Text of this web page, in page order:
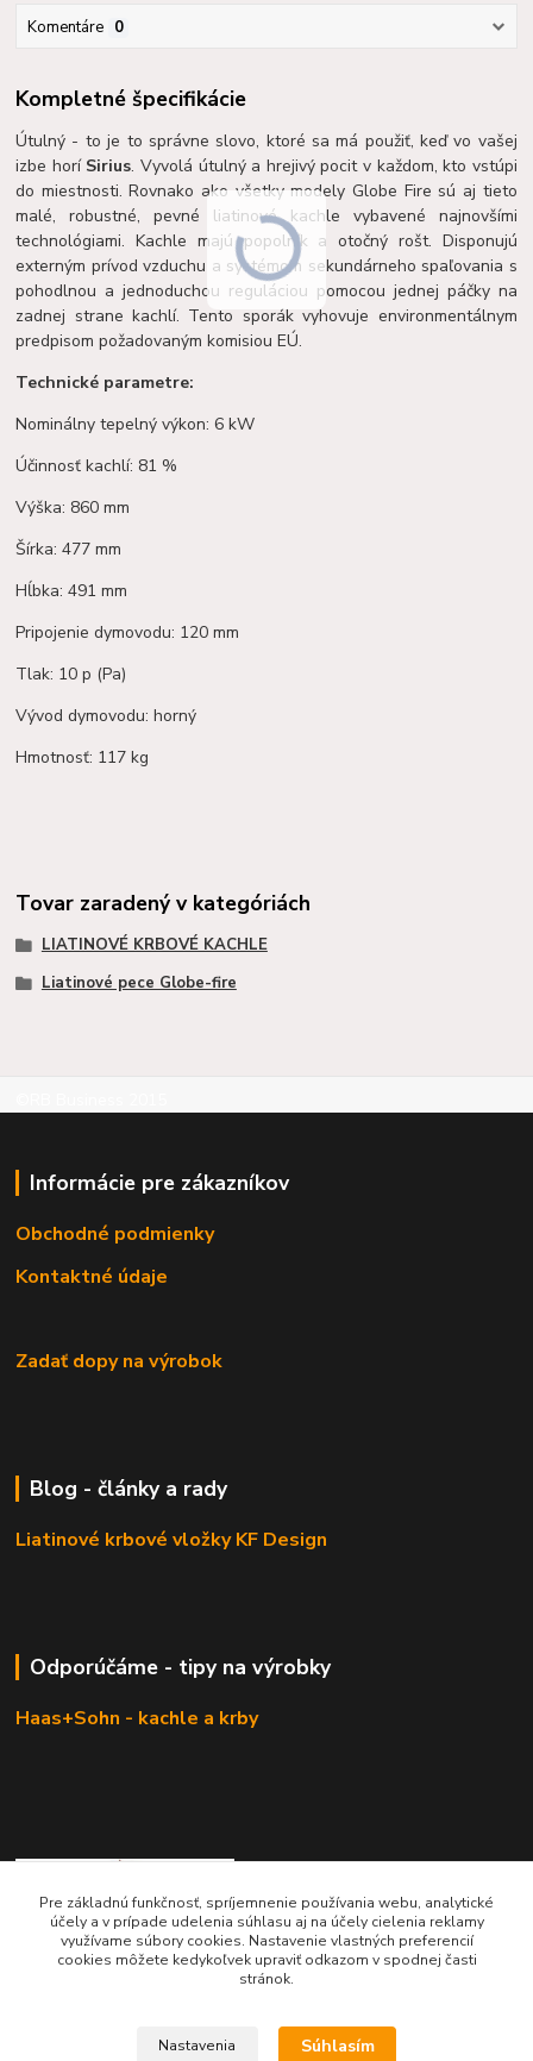
Komentáre 0
Kompletné špecifikácie
Útulný - to je to správne slovo, ktoré sa má použiť, keď vo vašej
izbe horí Sirius. Vyvolá útulný a hrejivý pocit v každom, kto vstúpi
do miestnosti. Rovnako ako všetky modely Globe Fire sú aj tieto
malé, robustné, pevné liatinové kachle vybavené najnovšími
technológiami. Kachle majú popolník a otočný rošt. Disponujú
externým prívod vzduchu a systémom sekundárneho spaľovania s
pohodlnou a jednoduchou reguláciou pomocou jednej páčky na
zadnej strane kachlí. Tento sporák vyhovuje environmentálnym
predpisom požadovaným komisiou EÚ.
Technické parametre:
Nominálny tepelný výkon: 6 kW
Účinnosť kachlí: 81 %
Výška: 860 mm
Šírka: 477 mm
Hĺbka: 491 mm
Pripojenie dymovodu: 120 mm
Tlak: 10 p (Pa)
Vývod dymovodu: horný
Hmotnosť: 117 kg
Tovar zaradený v kategóriách
LIATINOVÉ KRBOVÉ KACHLE
Liatinové pece Globe-fire
Informácie pre zákazníkov
Obchodné podmienky
Kontaktné údaje
Zadať dopy na výrobok
Blog - články a rady
Liatinové krbové vložky KF Design
Odporúčáme - tipy na výrobky
Haas+Sohn - kachle a krby
KRBOVÉ - KACHLE - KRBY.SK
Pre základnú funkčnosť, spríjemnenie používania webu, analytické
účely a v prípade udelenia súhlasu aj na účely cielenia reklamy
využívame súbory cookies. Nastavenie vlastných preferencií
cookies môžete kedykoľvek upraviť odkazom v spodnej časti
stránok.
Nastavenia Súhlasím